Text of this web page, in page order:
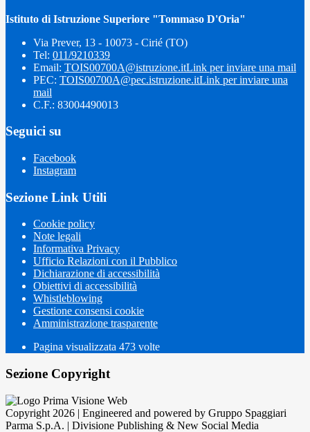
Istituto di Istruzione Superiore "Tommaso D'Oria"
Via Prever, 13 - 10073 - Cirié (TO)
Tel: 011/9210339
Email: TOIS00700A@istruzione.itLink per inviare una mail
PEC: TOIS00700A@pec.istruzione.itLink per inviare una
mail
C.F.: 83004490013
Seguici su
Facebook
Instagram
Sezione Link Utili
Cookie policy
Note legali
Informativa Privacy
Ufficio Relazioni con il Pubblico
Dichiarazione di accessibilità
Obiettivi di accessibilità
Whistleblowing
Gestione consensi cookie
Amministrazione trasparente
Pagina visualizzata 473 volte
Sezione Copyright
Copyright 2026 | Engineered and powered by Gruppo Spaggiari
Parma S.p.A. | Divisione Publishing & New Social Media